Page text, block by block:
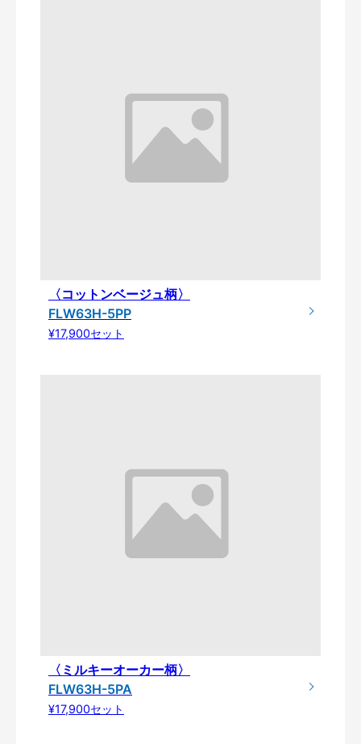
〈コットンベージュ柄〉
FLW63H-5PP
¥17,900セット
〈ミルキーオーカー柄〉
FLW63H-5PA
¥17,900セット